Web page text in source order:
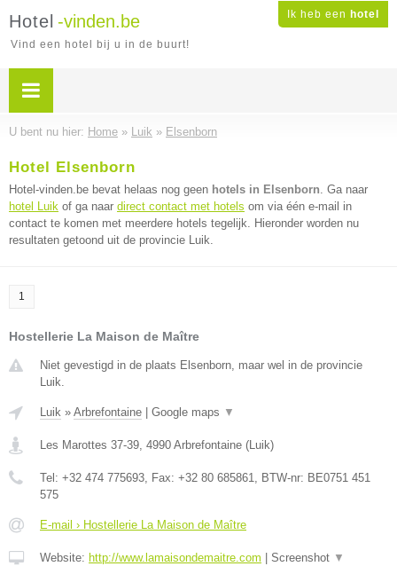
Ik heb een hotel
Hotel -vinden.be
Vind een hotel bij u in de buurt!
U bent nu hier: Home » Luik » Elsenborn
Hotel Elsenborn
Hotel-vinden.be bevat helaas nog geen hotels in Elsenborn. Ga naar
hotel Luik of ga naar direct contact met hotels om via één e-mail in
contact te komen met meerdere hotels tegelijk. Hieronder worden nu
resultaten getoond uit de provincie Luik.
1
Hostellerie La Maison de Maître
Niet gevestigd in de plaats Elsenborn, maar wel in de provincie
Luik.
Luik » Arbrefontaine Google maps ▼
Les Marottes 37-39, 4990 Arbrefontaine (Luik)
Tel: +32 474 775693, Fax: +32 80 685861, BTW-nr: BE0751 451
575
E-mail › Hostellerie La Maison de Maître
Website: http://www.lamaisondemaitre.com Screenshot ▼